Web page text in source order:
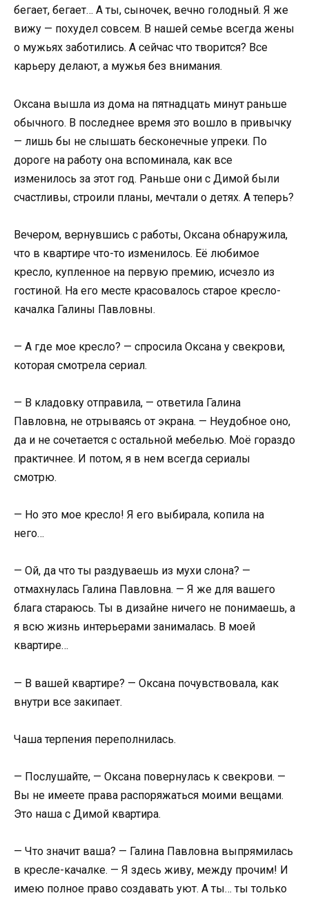
бегает, бегает… А ты, сыночек, вечно голодный. Я же
вижу — похудел совсем. В нашей семье всегда жены
о мужьях заботились. А сейчас что творится? Все
карьеру делают, а мужья без внимания.
Оксана вышла из дома на пятнадцать минут раньше
обычного. В последнее время это вошло в привычку
— лишь бы не слышать бесконечные упреки. По
дороге на работу она вспоминала, как все
изменилось за этот год. Раньше они с Димой были
счастливы, строили планы, мечтали о детях. А теперь?
Вечером, вернувшись с работы, Оксана обнаружила,
что в квартире что-то изменилось. Её любимое
кресло, купленное на первую премию, исчезло из
гостиной. На его месте красовалось старое кресло-
качалка Галины Павловны.
— А где мое кресло? — спросила Оксана у свекрови,
которая смотрела сериал.
— В кладовку отправила, — ответила Галина
Павловна, не отрываясь от экрана. — Неудобное оно,
да и не сочетается с остальной мебелью. Моё гораздо
практичнее. И потом, я в нем всегда сериалы
смотрю.
— Но это мое кресло! Я его выбирала, копила на
него…
— Ой, да что ты раздуваешь из мухи слона? —
отмахнулась Галина Павловна. — Я же для вашего
блага стараюсь. Ты в дизайне ничего не понимаешь, а
я всю жизнь интерьерами занималась. В моей
квартире…
— В вашей квартире? — Оксана почувствовала, как
внутри все закипает.
Чаша терпения переполнилась.
— Послушайте, — Оксана повернулась к свекрови. —
Вы не имеете права распоряжаться моими вещами.
Это наша с Димой квартира.
— Что значит ваша? — Галина Павловна выпрямилась
в кресле-качалке. — Я здесь живу, между прочим! И
имею полное право создавать уют. А ты… ты только